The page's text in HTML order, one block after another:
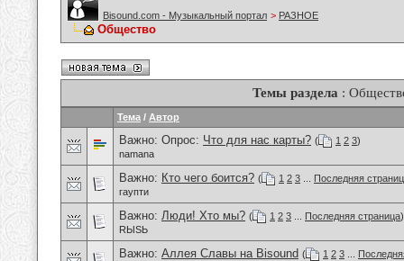
Bisound.com - Музыкальный портал > РАЗНОЕ
Общество
Темы раздела :
Тема / Автор
Важно: Опрос: Что для нас карты? ( 1 2 3)
namana
Важно: Кто чего боится? ( 1 2 3
Последняя
гаупти
Важно: Люди! Хто мы? ( 1 2 3 Последняя страница)
RЫSЬ
Важно: Аллея Славы на Bisound ( 1 2 3